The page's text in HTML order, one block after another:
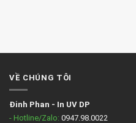
VỀ CHÚNG TÔI
Đinh Phan - In UV DP
- Hotline/Zalo: 0947.98.0022